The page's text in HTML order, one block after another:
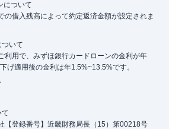
について
借入残高によって約定返済金額が設定されま
いて
用で、みずほ銀行カードローンの金利が年
げ適用後の金利は年1.5%~13.5%です。
【登録番号】近畿財務局長（15）第00218号